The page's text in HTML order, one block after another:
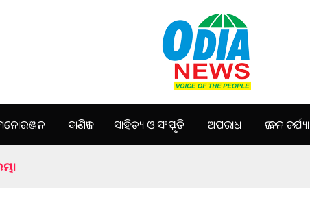
ବାଣିଜ୍ୟ ସାହିତ୍ୟ ଓ ସଂସ୍କୃତି ଅପରାଧ ଜୀବନ ଚର୍ଯ୍ୟା